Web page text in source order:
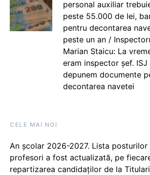
personal auxiliar
peste 55.000 de lei,
pentru decontarea
peste un an /
Marian Staicu: La
eram inspector șef.
depunem documente
decontarea navetei
CELE MAI NOI
An școlar 2026-2027. Lista posturilor
profesori a fost actualizată, pe
repartizarea candidaților de la